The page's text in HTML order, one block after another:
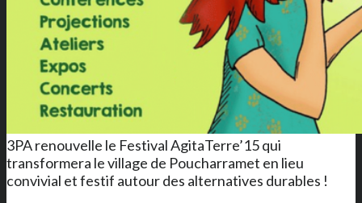
3PA renouvelle le Festival AgitaTerre’15 qui
transformera le village de Poucharramet en lieu
convivial et festif autour des alternatives durables !